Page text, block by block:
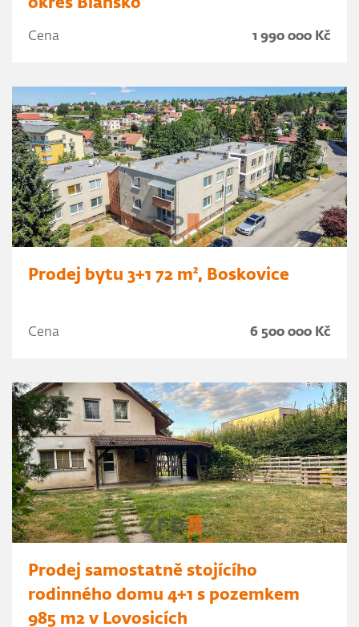
okres Blansko
Cena 1 990 000 Kč
Prodej bytu 3+1 72 m², Boskovice
Cena 6 500 000 Kč
Prodej samostatně stojícího
rodinného domu 4+1 s pozemkem
985 m2 v Lovosicích